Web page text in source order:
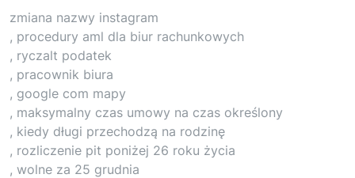
zmiana nazwy instagram
, procedury aml dla biur rachunkowych
, ryczalt podatek
, pracownik biura
, google com mapy
, maksymalny czas umowy na czas określony
, kiedy długi przechodzą na rodzinę
, rozliczenie pit poniżej 26 roku życia
, wolne za 25 grudnia